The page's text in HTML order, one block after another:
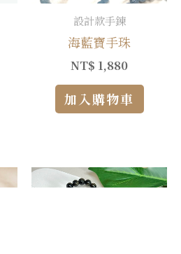
設計款手鍊
海藍寶手珠
NT$ 1,880
加入購物車